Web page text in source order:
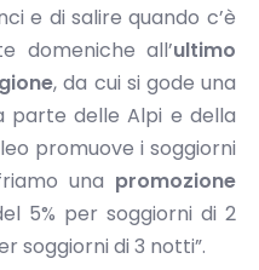
e di salire quando c’è
domeniche all’ultimo
, da cui si gode una
parte delle Alpi e della
promuove i soggiorni
una promozione
5% per soggiorni di 2
soggiorni di 3 notti”.